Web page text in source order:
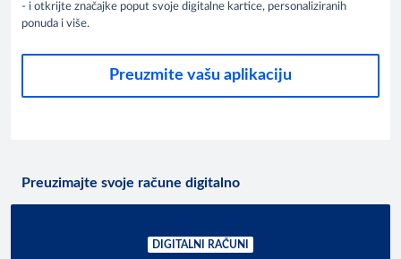
- i otkrijte značajke poput svoje digitalne kartice, personaliziranih
ponuda i više.
Preuzmite vašu aplikaciju
Preuzimajte svoje račune digitalno
DIGITALNI RAČUNI